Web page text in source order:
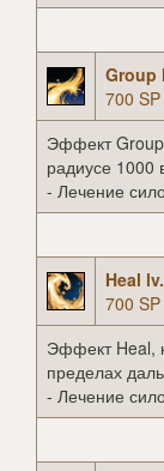
Group
700 SP
Эффект Group
радиусе 1000
- Лечение
Heal
700 SP
Эффект Heal,
пределах
- Лечение